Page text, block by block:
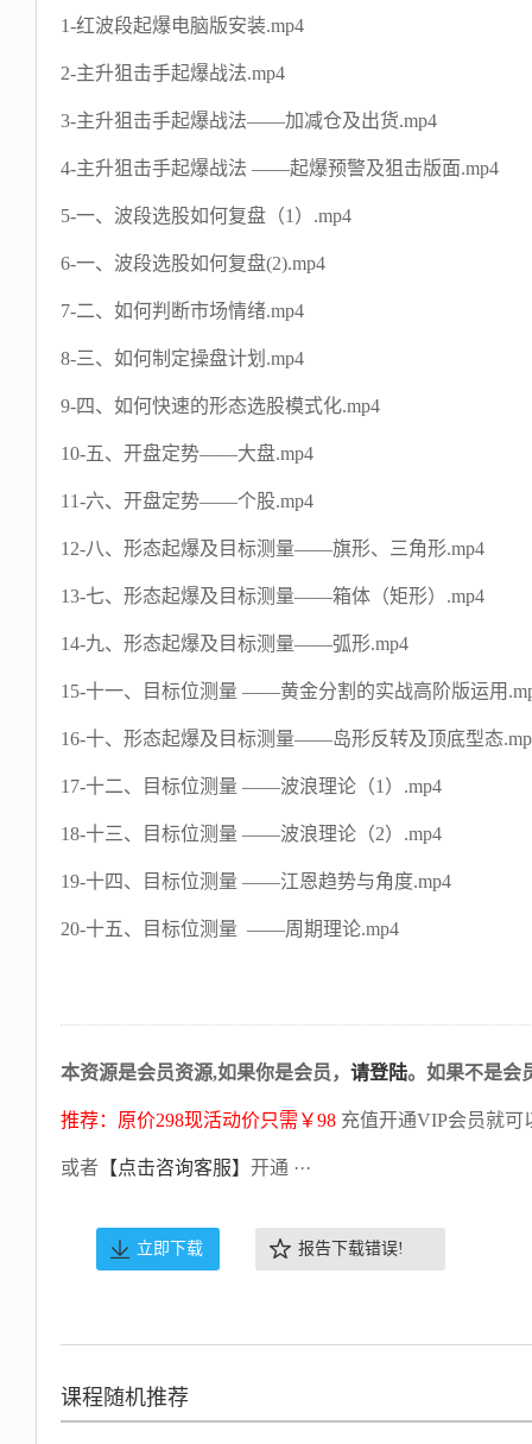
1-红波段起爆电脑版安装.mp4
2-主升狙击手起爆战法.mp4
3-主升狙击手起爆战法——加减仓及出货.mp4
4-主升狙击手起爆战法 ——起爆预警及狙击版面.mp4
5-一、波段选股如何复盘（1）.mp4
6-一、波段选股如何复盘(2).mp4
7-二、如何判断市场情绪.mp4
8-三、如何制定操盘计划.mp4
9-四、如何快速的形态选股模式化.mp4
10-五、开盘定势——大盘.mp4
11-六、开盘定势——个股.mp4
12-八、形态起爆及目标测量——旗形、三角形.mp4
13-七、形态起爆及目标测量——箱体（矩形）.mp4
14-九、形态起爆及目标测量——弧形.mp4
15-十一、目标位测量 ——黄金分割的实战高阶版运用
16-十、形态起爆及目标测量——岛形反转及顶底型态
17-十二、目标位测量 ——波浪理论（1）.mp4
18-十三、目标位测量 ——波浪理论（2）.mp4
19-十四、目标位测量 ——江恩趋势与角度.mp4
20-十五、目标位测量 ——周期理论.mp4
本资源是会员资源,如果你是会员， 请登陆。如果不是会
推荐：原价298现活动价只需￥98 充值开通VIP会员就可
或者 【点击咨询客服】 开通 ···
立即下载 报告下载错误!
课程随机推荐